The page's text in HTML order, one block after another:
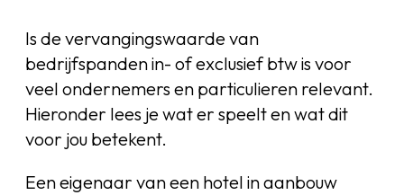
Is de vervangingswaarde van
bedrijfspanden in- of exclusief btw is voor
veel ondernemers en particulieren relevant.
Hieronder lees je wat er speelt en wat dit
voor jou betekent.
Een eigenaar van een hotel in aanbouw